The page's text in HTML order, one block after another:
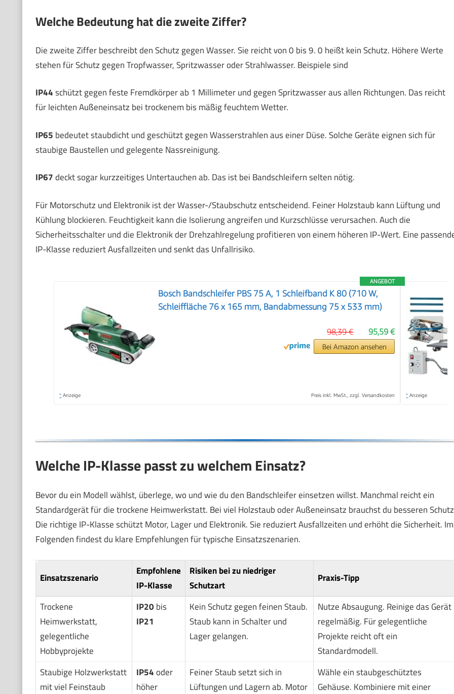
Welche Bedeutung hat die zweite Ziffer?
Die zweite Ziffer beschreibt den Schutz gegen Wasser. Sie reicht von 0 bis 9. 0 heißt kein Schutz. Höhere Werte
stehen für Schutz gegen Tropfwasser, Spritzwasser oder Strahlwasser. Beispiele sind
IP44schützt gegen feste Fremdkörper ab 1 Millimeter und gegen Spritzwasser aus allen Richtungen. Das reicht
für leichten Außeneinsatz bei trockenem bis mäßig feuchtem Wetter.
IP65 bedeutet staubdicht und geschützt gegen Wasserstrahlen aus einer Düse. Solche Geräte eignen sich für
staubige Baustellen und gelegente Nassreinigung.
IP67deckt sogar kurzzeitiges Untertauchen ab. Das ist bei Bandschleifern selten nötig.
Für Motorschutz und Elektronik ist der Wasser-/Staubschutz entscheidend. Feiner Holzstaub kann Lüftung und
Kühlung blockieren. Feuchtigkeit kann die Isolierung angreifen und Kurzschlüsse verursachen. Auch die
Sicherheitsschalter und die Elektronik der Drehzahlregelung profitieren von einem höheren IP-Wert. Eine
IP-Klasse reduziert Ausfallzeiten und senkt das Unfallrisiko.
ANGEBOT
Bosch Bandschleifer PBS 75 A, 1 Schleifband K 80 (710 W,
Schleiffläche 76 x 165 mm, Bandabmessung 75 x 533 mm)
95,59 €
98,39 €
Bei Amazon ansehen
* Anzeige Preis inkl. MwSt., zzgl. Versandkosten * Anzeige
❯
Welche IP-Klasse passt zu welchem Einsatz?
Bevor du ein Modell wählst, überlege, wo und wie du den Bandschleifer einsetzen willst. Manchmal reicht ein
Standardgerät für die trockene Heimwerkstatt. Bei viel Holzstaub oder Außeneinsatz brauchst du besseren
Die richtige IP-Klasse schützt Motor, Lager und Elektronik. Sie reduziert Ausfallzeiten und erhöht die Sicherheit. Im
Folgenden findest du klare Empfehlungen für typische Einsatzszenarien.
Einsatzszenario
Empfohlene
IP-Klasse
Risiken bei zu niedriger
Schutzart
Praxis-Tipp
Trockene
Heimwerkstatt,
gelegentliche
Hobbyprojekte
IP20 bis
IP21
Kein Schutz gegen feinen Staub.
Staub kann in Schalter und
Lager gelangen.
Nutze Absaugung. Reinige das Gerät
regelmäßig. Für gelegentliche
Projekte reicht oft ein
Standardmodell.
Staubige Holzwerkstatt
mit viel Feinstaub
IP54oder
höher
Feiner Staub setzt sich in
Lüftungen und Lagern ab. Motor
Wähle ein staubgeschütztes
Gehäuse. Kombiniere mit einer